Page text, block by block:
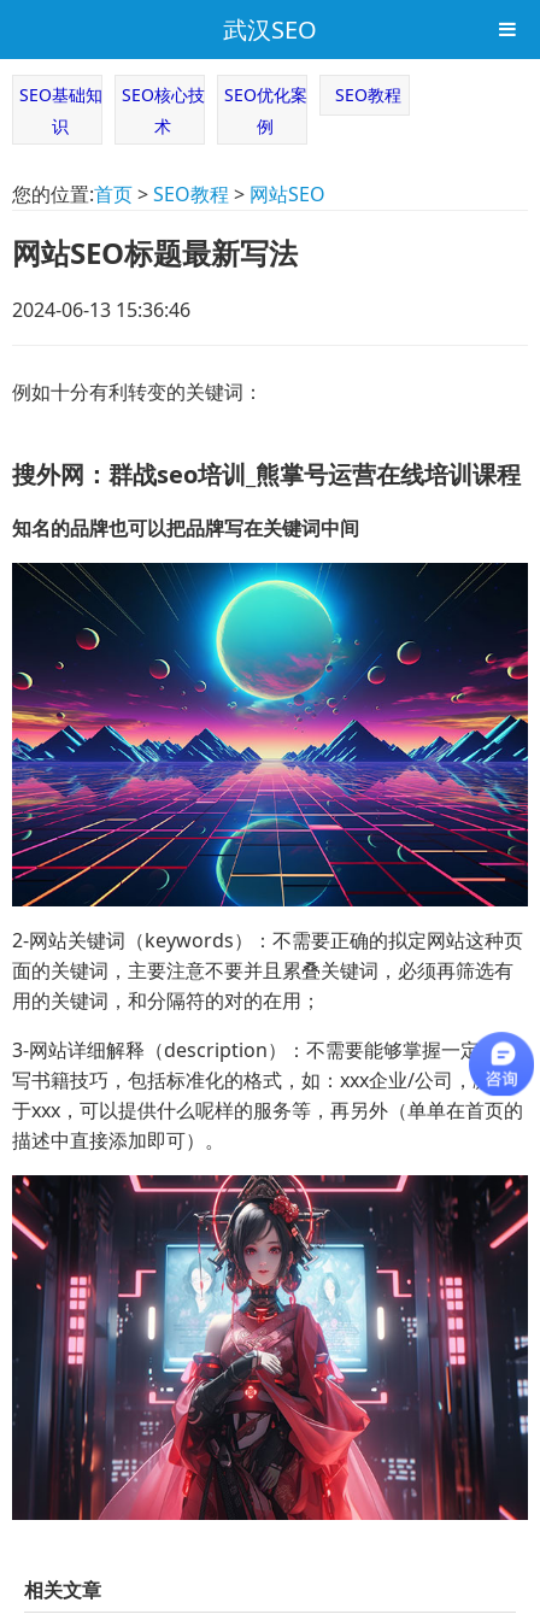
武汉SEO
SEO基础知
识
SEO核心技
术
SEO优化案
例
SEO教程
您的位置:首页>SEO教程 > 网站SEO
网站SEO标题最新写法
2024-06-13 15:36:46
例如十分有利转变的关键词：
搜外网：群战seo培训_熊掌号运营在线培训课程
知名的品牌也可以把品牌写在关键词中间
2-网站关键词（keywords）：不需要正确的拟定网站这种页
面的关键词，主要注意不要并且累叠关键词，必须再筛选有
用的关键词，和分隔符的对的在用；
3-网站详细解释（description）：不需要能够掌握一定的编
写书籍技巧，包括标准化的格式，如：xxx企业/公司，凝视
于xxx，可以提供什么呢样的服务等，再另外（单单在首页的
描述中直接添加即可）。
相关文章